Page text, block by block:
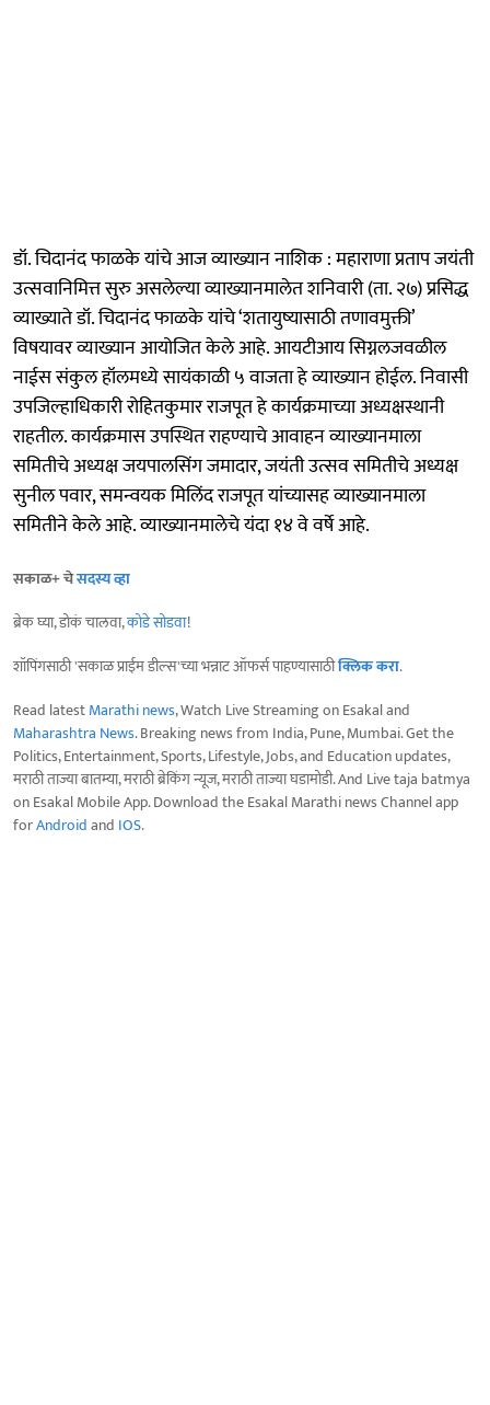
डॉ. चिदानंद फाळके यांचे आज व्याख्यान नाशिक : महाराणा प्रताप जयंती
उत्सवानिमित्त सुरु असलेल्या व्याख्यानमालेत शनिवारी (ता. २७) प्रसिद्ध
व्याख्याते डॉ. चिदानंद फाळके यांचे ‘शतायुष्यासाठी तणावमुक्ती’
विषयावर व्याख्यान आयोजित केले आहे. आयटीआय सिग्नलजवळील
नाईस संकुल हॉलमध्ये सायंकाळी ५ वाजता हे व्याख्यान होईल. निवासी
उपजिल्हाधिकारी रोहितकुमार राजपूत हे कार्यक्रमाच्या अध्यक्षस्थानी
राहतील. कार्यक्रमास उपस्थित राहण्याचे आवाहन व्याख्यानमाला
समितीचे अध्यक्ष जयपालसिंग जमादार, जयंती उत्सव समितीचे अध्यक्ष
सुनील पवार, समन्वयक मिलिंद राजपूत यांच्यासह व्याख्यानमाला
समितीने केले आहे. व्याख्यानमालेचे यंदा १४ वे वर्षे आहे.
सकाळ+ चेसदस्य व्हा
ब्रेक घ्या, डोकं चालवा,कोडे सोडवा!
शॉपिंगसाठी 'सकाळ प्राईम डील्स'च्या भन्नाट ऑफर्स पाहण्यासाठीक्लिक करा.
Read latestMarathi news, Watch Live Streaming on Esakal and
Maharashtra News. Breaking news from India, Pune, Mumbai. Get the
Politics, Entertainment, Sports, Lifestyle, Jobs, and Education updates,
मराठी ताज्या बातम्या, मराठी ब्रेकिंग न्यूज, मराठी ताज्या घडामोडी. And Live taja batmya
on Esakal Mobile App. Download the Esakal Marathi news Channel app
forAndroidand IOS.